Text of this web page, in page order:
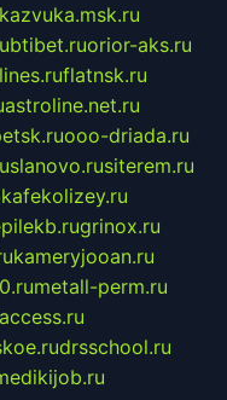
orior-aks.ru
flatnsk.ru
astroline.net.ru
ooo-driada.ru
siterem.ru
kafekolizey.ru
grinox.ru
kameryjooan.ru
metall-perm.ru
drsschool.ru